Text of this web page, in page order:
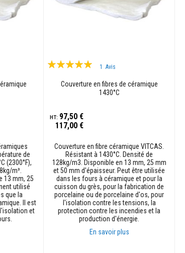
de
(2300°F),
m³.
13 mm, 25
utilisé
que la
Il est
et
Évaluation:
1Avis
Couverture en fibres de céramique
1430°C
117,00 €
97,50 €
Couverture en fibre céramique VITCAS.
Résistant à 1430°C. Densité de
128kg/m3. Disponible en 13 mm, 25 mm
et 50 mm d'épaisseur. Peut être utilisée
dans les fours à céramique et pour la
cuisson du grès, pour la fabrication de
porcelaine ou de porcelaine d'os, pour
l'isolation contre les tensions, la
protection contre les incendies et la
production d'énergie.
En savoir plus